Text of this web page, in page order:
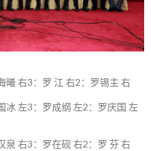
曦 右3：罗 江 右2：罗锡主 右
冰 左3：罗成纲 左2：罗庆国 左
泉 右3：罗在砚 右2：罗 芬 右